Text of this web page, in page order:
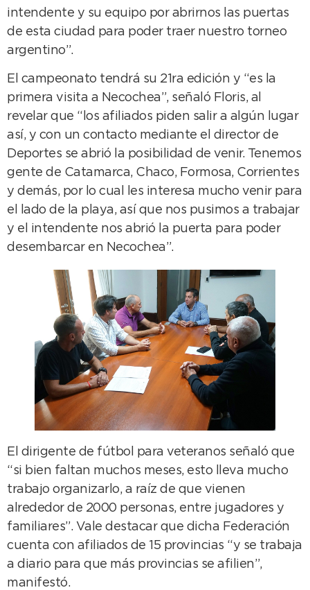
intendente y su equipo por abrirnos las puertas
de esta ciudad para poder traer nuestro torneo
argentino”.
El campeonato tendrá su 21ra edición y “es la
primera visita a Necochea”, señaló Floris, al
revelar que “los afiliados piden salir a algún lugar
así, y con un contacto mediante el director de
Deportes se abrió la posibilidad de venir. Tenemos
gente de Catamarca, Chaco, Formosa, Corrientes
y demás, por lo cual les interesa mucho venir para
el lado de la playa, así que nos pusimos a trabajar
y el intendente nos abrió la puerta para poder
desembarcar en Necochea”.
El dirigente de fútbol para veteranos señaló que
“si bien faltan muchos meses, esto lleva mucho
trabajo organizarlo, a raíz de que vienen
alrededor de 2000 personas, entre jugadores y
familiares”. Vale destacar que dicha Federación
cuenta con afiliados de 15 provincias “y se trabaja
a diario para que más provincias se afilien”,
manifestó.